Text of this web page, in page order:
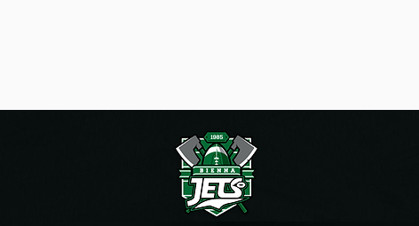
Journée de flag football à
Les Jets